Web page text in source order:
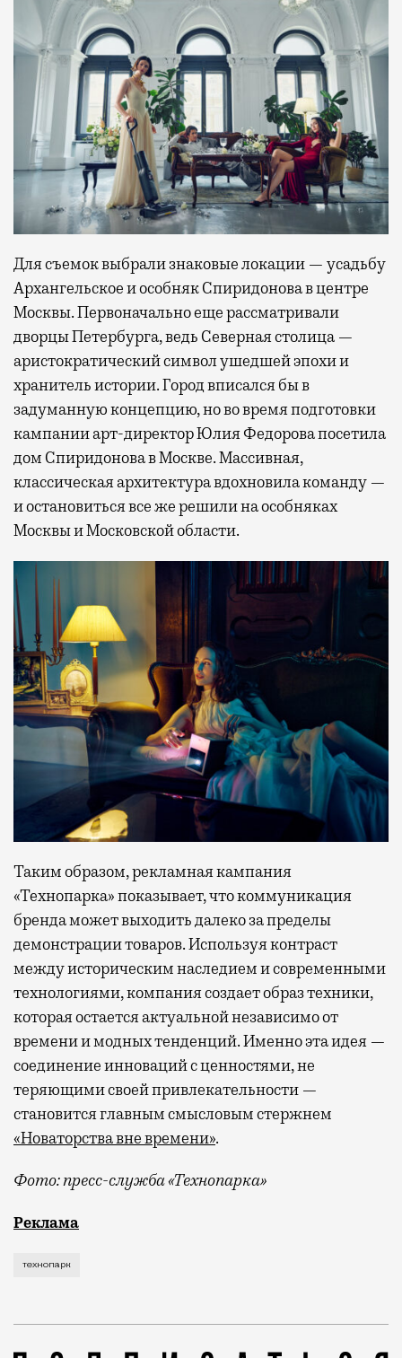
Для съемок выбрали знаковые локации — усадьбу
Архангельское и особняк Спиридонова в центре
Москвы. Первоначально еще рассматривали
дворцы Петербурга, ведь Северная столица —
аристократический символ ушедшей эпохи и
хранитель истории. Город вписался бы в
задуманную концепцию, но во время подготовки
кампании арт-директор Юлия Федорова посетила
дом Спиридонова в Москве. Массивная,
классическая архитектура вдохновила команду —
и остановиться все же решили на особняках
Москвы и Московской области.
Таким образом, рекламная кампания
«Технопарка» показывает, что коммуникация
бренда может выходить далеко за пределы
демонстрации товаров. Используя контраст
между историческим наследием и современными
технологиями, компания создает образ техники,
которая остается актуальной независимо от
времени и модных тенденций. Именно эта идея —
соединение инноваций с ценностями, не
теряющими своей привлекательности —
становится главным смысловым стержнем
«Новаторства вне времени».
Фото: пресс-служба «Технопарка»
Рекламные кампании техники редко выходят за
Реклама
технопарк